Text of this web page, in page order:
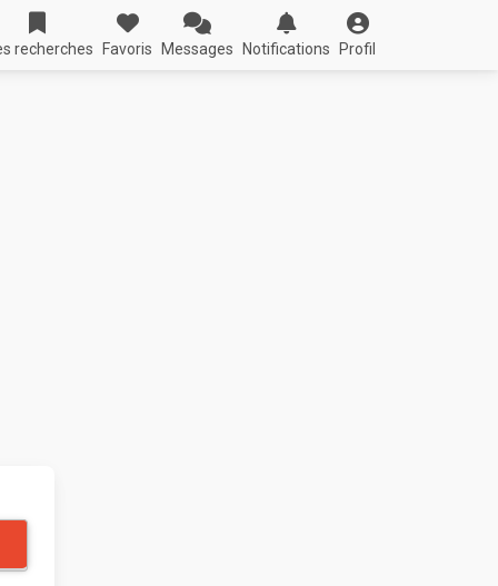
recherches Favoris Messages Notifications Profil